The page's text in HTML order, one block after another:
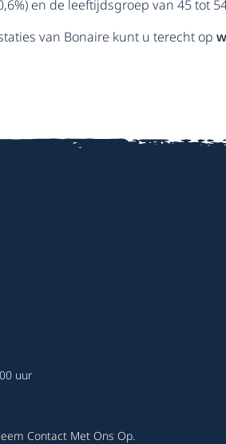
en de leeftijdsgroep van 45 tot
van Bonaire kunt u terecht op
uur
Contact Met Ons Op.